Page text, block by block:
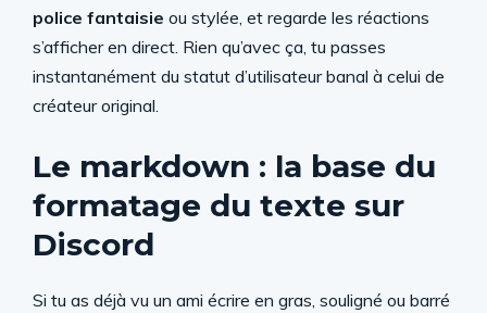
police fantaisie ou stylée, et regarde les réactions
s’afficher en direct. Rien qu’avec ça, tu passes
instantanément du statut d’utilisateur banal à celui de
créateur original.
Le markdown : la base du
formatage du texte sur
Discord
Si tu as déjà vu un ami écrire en gras, souligné ou barré